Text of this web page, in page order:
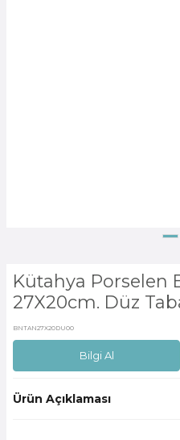
Kütahya Porselen
27X20cm. Düz
BNTAN27X20DU00
Bilgi Al
Ürün Açıklaması